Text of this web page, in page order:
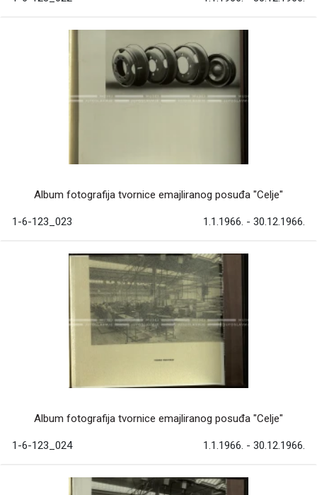
Album fotografija tvornice emajliranog posuđa "Celje"
1-6-123_023 1.1.1966. - 30.12.1966.
Album fotografija tvornice emajliranog posuđa "Celje"
1-6-123_024 1.1.1966. - 30.12.1966.